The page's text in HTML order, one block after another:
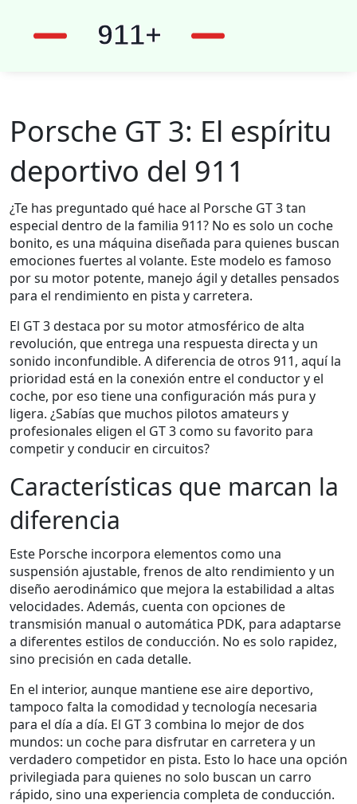
Porsche GT 3: El espíritu
deportivo del 911
¿Te has preguntado qué hace al Porsche GT 3 tan
especial dentro de la familia 911? No es solo un coche
bonito, es una máquina diseñada para quienes buscan
emociones fuertes al volante. Este modelo es famoso
por su motor potente, manejo ágil y detalles pensados
para el rendimiento en pista y carretera.
El GT 3 destaca por su motor atmosférico de alta
revolución, que entrega una respuesta directa y un
sonido inconfundible. A diferencia de otros 911, aquí la
prioridad está en la conexión entre el conductor y el
coche, por eso tiene una configuración más pura y
ligera. ¿Sabías que muchos pilotos amateurs y
profesionales eligen el GT 3 como su favorito para
competir y conducir en circuitos?
Características que marcan la
diferencia
Este Porsche incorpora elementos como una
suspensión ajustable, frenos de alto rendimiento y un
diseño aerodinámico que mejora la estabilidad a altas
velocidades. Además, cuenta con opciones de
transmisión manual o automática PDK, para adaptarse
a diferentes estilos de conducción. No es solo rapidez,
sino precisión en cada detalle.
En el interior, aunque mantiene ese aire deportivo,
tampoco falta la comodidad y tecnología necesaria
para el día a día. El GT 3 combina lo mejor de dos
mundos: un coche para disfrutar en carretera y un
verdadero competidor en pista. Esto lo hace una opción
privilegiada para quienes no solo buscan un carro
rápido, sino una experiencia completa de conducción.